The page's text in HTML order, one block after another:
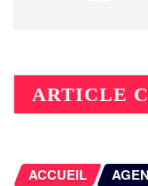
ARTICLE
ACCUEIL